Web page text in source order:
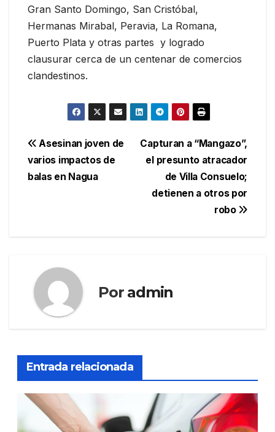
Gran Santo Domingo, San Cristóbal,
Hermanas Mirabal, Peravia, La Romana,
Puerto Plata y otras partes y logrado
clausurar cerca de un centenar de comercios
clandestinos.
Navegación
de
Capturan a “Mangazo”,
el presunto atracador
de Villa Consuelo;
detienen a otros por
robo
Asesinan joven de
varios impactos de
balas en Nagua
Por admin
Entrada relacionada